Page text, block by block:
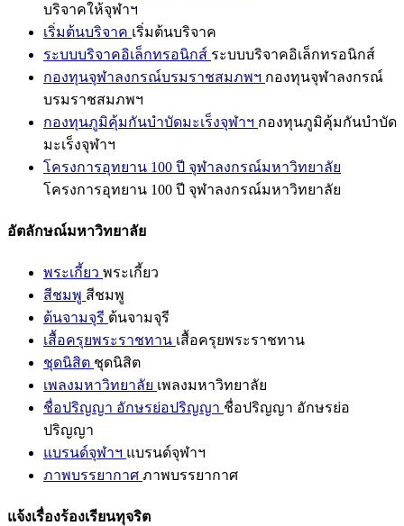
บริจาคให้จุฬาฯ
เริ่มต้นบริจาค เริ่มต้นบริจาค
ระบบบริจาคอิเล็กทรอนิกส์ ระบบบริจาคอิเล็กทรอนิกส์
กองทุนจุฬาลงกรณ์บรมราชสมภพฯ กองทุนจุฬาลงกรณ์
บรมราชสมภพฯ
กองทุนภูมิคุ้มกันบำบัดมะเร็งจุฬาฯ กองทุนภูมิคุ้มกันบำบัด
มะเร็งจุฬาฯ
โครงการอุทยาน 100 ปี จุฬาลงกรณ์มหาวิทยาลัย
โครงการอุทยาน 100 ปี จุฬาลงกรณ์มหาวิทยาลัย
อัตลักษณ์มหาวิทยาลัย
พระเกี้ยว พระเกี้ยว
สีชมพู สีชมพู
ต้นจามจุรี ต้นจามจุรี
เสื้อครุยพระราชทาน เสื้อครุยพระราชทาน
ชุดนิสิต ชุดนิสิต
เพลงมหาวิทยาลัย เพลงมหาวิทยาลัย
ชื่อปริญญา อักษรย่อปริญญา ชื่อปริญญา อักษรย่อ
ปริญญา
แบรนด์จุฬาฯ แบรนด์จุฬาฯ
ภาพบรรยากาศ ภาพบรรยากาศ
แจ้งเรื่องร้องเรียนทุจริต